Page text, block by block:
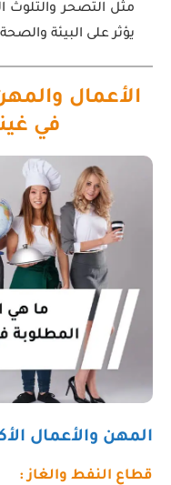
مثل التصحر والتلوث
يؤثر على البيئة
الأعمال
في
المهن والأعمال
قطاع النفط والغاز :